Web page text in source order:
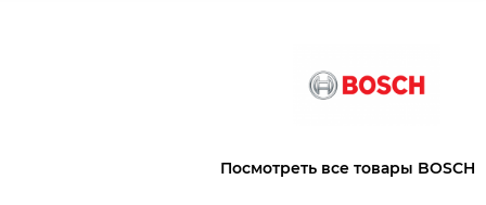
Посмотреть все товары BOSCH